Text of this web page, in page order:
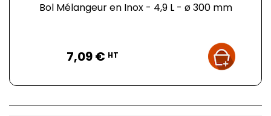
Bol Mélangeur en Inox - 4,9 L - ø 300 mm
7,09 € HT